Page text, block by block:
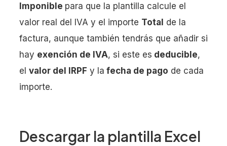
Imponible para que la plantilla calcule el
valor real del IVA y el importe Total de la
factura, aunque también tendrás que añadir si
hay exención de IVA, si este es deducible,
el valor del IRPF y la fecha de pago de cada
importe.
Descargar la plantilla Excel